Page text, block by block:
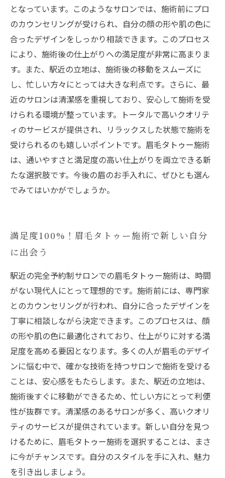
となっています。このようなサロンでは、施術前にプロ
のカウンセリングが受けられ、自分の顔の形や肌の色に
合ったデザインをしっかり相談できます。このプロセス
により、施術後の仕上がりへの満足度が非常に高まりま
す。また、駅近の立地は、施術後の移動をスムーズに
し、忙しい方々にとっては大きな利点です。さらに、最
近のサロンは清潔感を重視しており、安心して施術を受
けられる環境が整っています。トータルで高いクオリテ
ィのサービスが提供され、リラックスした状態で施術を
受けられるのも嬉しいポイントです。眉毛タトゥー施術
は、通いやすさと満足度の高い仕上がりを両立できる新
たな選択肢です。今後の眉のお手入れに、ぜひとも選ん
でみてはいかがでしょうか。
満足度100%！眉毛タトゥー施術で新しい自分
に出会う
駅近の完全予約制サロンでの眉毛タトゥー施術は、時間
がない現代人にとって理想的です。施術前には、専門家
とのカウンセリングが行われ、自分に合ったデザインを
丁寧に相談しながら決定できます。このプロセスは、顔
の形や肌の色に最適化されており、仕上がりに対する満
足度を高める要因となります。多くの人が眉毛のデザイ
ンに悩む中で、確かな技術を持つサロンで施術を受ける
ことは、安心感をもたらします。また、駅近の立地は、
施術後すぐに移動ができるため、忙しい方にとって利便
性が抜群です。清潔感のあるサロンが多く、高いクオリ
ティのサービスが提供されています。新しい自分を見つ
けるために、眉毛タトゥー施術を選択することは、まさ
に今がチャンスです。自分のスタイルを手に入れ、魅力
を引き出しましょう。